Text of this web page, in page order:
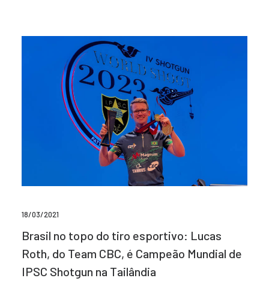
18/03/2021
Brasil no topo do tiro esportivo: Lucas
Roth, do Team CBC, é Campeão Mundial de
IPSC Shotgun na Tailândia